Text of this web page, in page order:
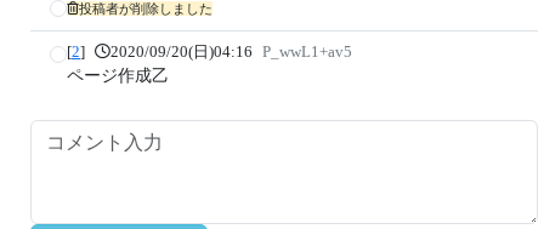
投稿者が削除しました
[2] 2020/09/20(日)04:16 P_wwL1+av5
ページ作成乙